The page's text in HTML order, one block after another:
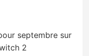
septembre sur
2